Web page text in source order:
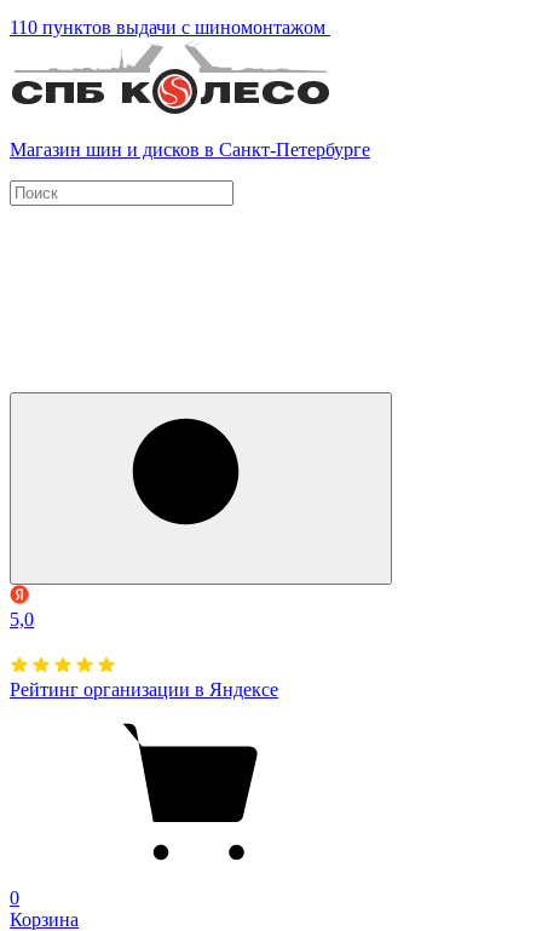
110 пунктов выдачи с шиномонтажом
Магазин шин и дисков в Санкт-Петербурге
5,0
Рейтинг организации в Яндексе
0
Корзина